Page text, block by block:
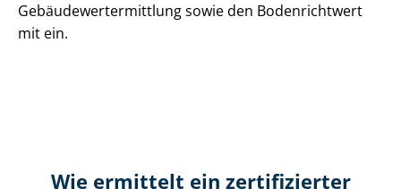
Ge­bäu­de­wert­ermitt­lung sowie den Bodenrichtwert
mit ein.
Wie ermittelt ein zertifizierter